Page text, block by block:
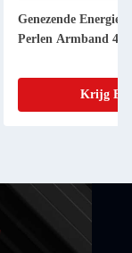
Genezende Energie
Perlen Armband 4/
Krijg